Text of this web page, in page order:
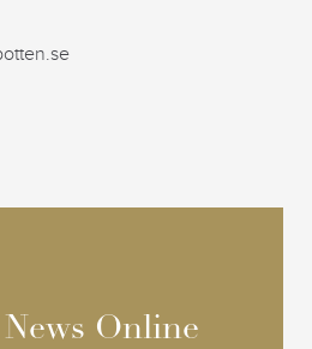
Online
Online